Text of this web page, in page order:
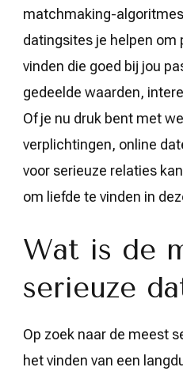
matchmaking-
datingsites je helpen
vinden die goed bij jou
gedeelde waarden,
Of je nu druk bent met
verplichtingen, online
voor serieuze relaties
om liefde te vinden in
Wat is de
serieuze
Op zoek naar de meest
het vinden van een